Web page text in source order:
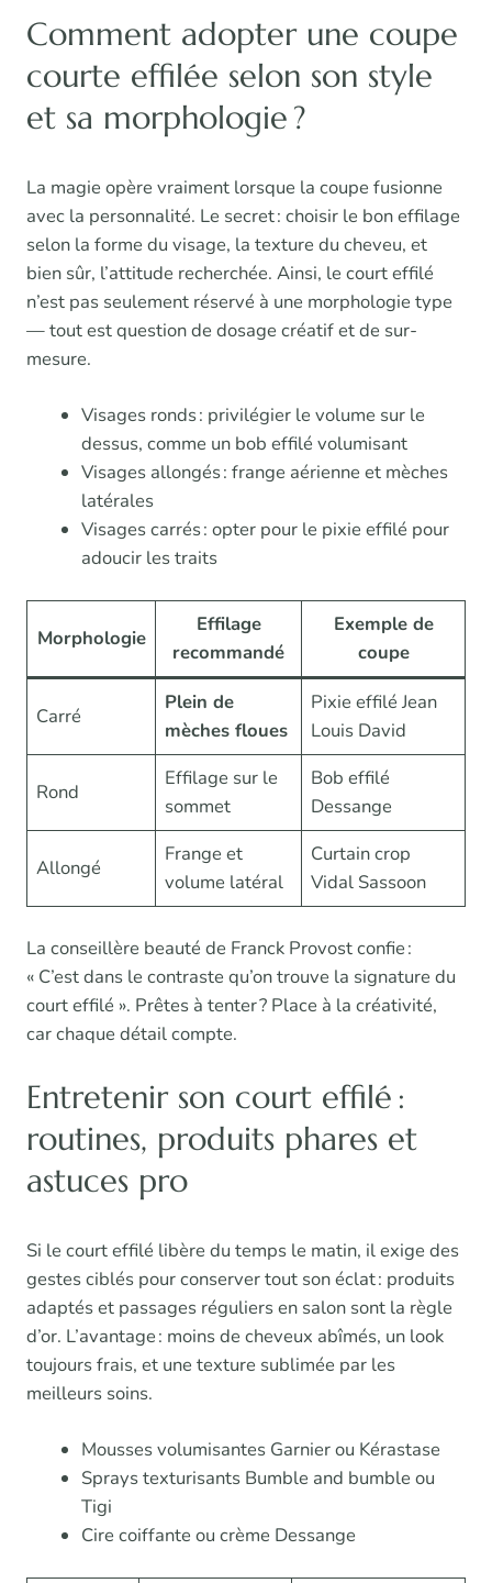
Comment adopter une coupe
courte effilée selon son style
et sa morphologie ?
La magie opère vraiment lorsque la coupe fusionne
avec la personnalité. Le secret : choisir le bon effilage
selon la forme du visage, la texture du cheveu, et
bien sûr, l’attitude recherchée. Ainsi, le court effilé
n’est pas seulement réservé à une morphologie type
— tout est question de dosage créatif et de sur-
mesure.
Visages ronds : privilégier le volume sur le
dessus, comme un bob effilé volumisant
Visages allongés : frange aérienne et mèches
latérales
Visages carrés : opter pour le pixie effilé pour
adoucir les traits
Morphologie
Effilage
recommandé
Exemple de
coupe
Carré
Plein de
mèches floues
Pixie effilé Jean
Louis David
Rond
Effilage sur le
sommet
Bob effilé
Dessange
Allongé
Frange et
volume latéral
Curtain crop
Vidal Sassoon
La conseillère beauté de Franck Provost confie :
« C’est dans le contraste qu’on trouve la signature du
court effilé ». Prêtes à tenter ? Place à la créativité,
car chaque détail compte.
Entretenir son court effilé :
routines, produits phares et
astuces pro
Si le court effilé libère du temps le matin, il exige des
gestes ciblés pour conserver tout son éclat : produits
adaptés et passages réguliers en salon sont la règle
d’or. L’avantage : moins de cheveux abîmés, un look
toujours frais, et une texture sublimée par les
meilleurs soins.
Mousses volumisantes Garnier ou Kérastase
Sprays texturisants Bumble and bumble ou
Tigi
Cire coiffante ou crème Dessange